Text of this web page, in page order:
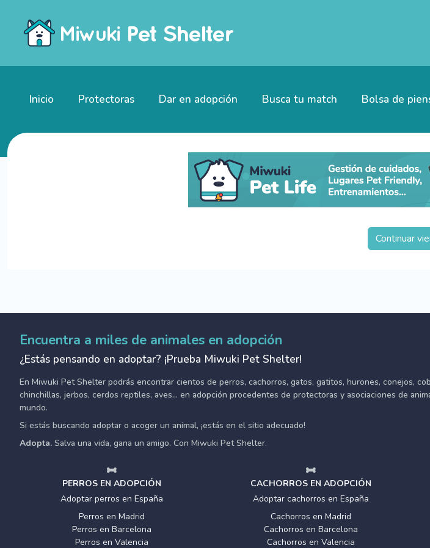
Inicio Protectoras Dar en adopción Busca tu match Bolsa de
Continuar
Encuentra a miles de animales en adopción
¿Estás pensando en adoptar? ¡Prueba Miwuki Pet Shelter!
En Miwuki Pet Shelter podrás encontrar cientos de perros, cachorros, gatos, gatitos, hurones, conejos,
chinchillas, jerbos, cerdos reptiles, aves... en adopción procedentes de protectoras y asociaciones de
mundo.
Si estás buscando adoptar o acoger un animal, ¡estás en el sitio adecuado!
Adopta. Salva una vida, gana un amigo. Con Miwuki Pet Shelter.
PERROS EN ADOPCIÓN
Adoptar perros en España
Perros en Madrid
Perros en Barcelona
Perros en Valencia
CACHORROS EN ADOPCIÓN
Adoptar cachorros en España
Cachorros en Madrid
Cachorros en Barcelona
Cachorros en Valencia